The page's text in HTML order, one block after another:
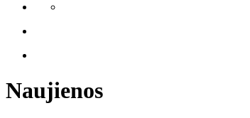
Naujienos